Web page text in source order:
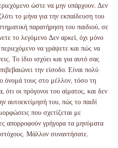
ώστε να μην υπάρχουν. Δεν
το μήνα για την εκπαίδευση του
παρατήρηση του παιδιού, σε
το λεγόμενο Δεν αρκεί, όχι μόνο
να γράψετε και πώς να
Το ίδιο ισχύει και για αυτό σας
την είσοδο. Είναι πολύ
όνομά τους στο μέλλον, τόσο τη
ότι οι πρόγονοι του αίματος, και δεν
αυτοεκτίμησή του, πώς το παιδί
που σχετίζεται με
απορροφούν γρήγορα τα μηνύματα
Μάλλον συναντήσατε.